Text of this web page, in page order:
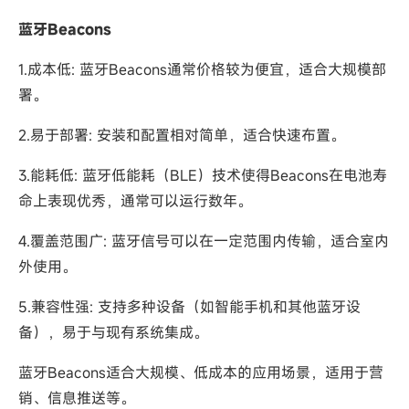
蓝牙Beacons
1.成本低: 蓝牙Beacons通常价格较为便宜，适合大规模部
署。
2.易于部署: 安装和配置相对简单，适合快速布置。
3.能耗低: 蓝牙低能耗（BLE）技术使得Beacons在电池寿
命上表现优秀，通常可以运行数年。
4.覆盖范围广: 蓝牙信号可以在一定范围内传输，适合室内
外使用。
5.兼容性强: 支持多种设备（如智能手机和其他蓝牙设
备），易于与现有系统集成。
蓝牙Beacons适合大规模、低成本的应用场景，适用于营
销、信息推送等。